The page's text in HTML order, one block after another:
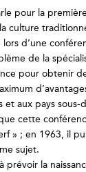
pour la
culture
d’une
de la
pour obtenir
et aux pays sous-
cette
» ; en 1963, il
sujet.
prévoir la